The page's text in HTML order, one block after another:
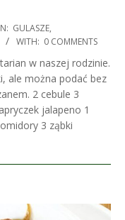
GULASZE,
WITH: 0 COMMENTS
w naszej rodzinie.
ale można podać bez
2 cebule 3
jalapeno 1
3 ząbki